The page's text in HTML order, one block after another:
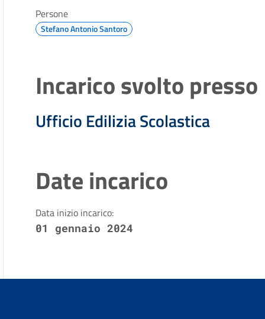
Persone
Stefano Antonio Santoro
Incarico svolto presso
Ufficio Edilizia Scolastica
Date incarico
Data inizio incarico:
01 gennaio 2024